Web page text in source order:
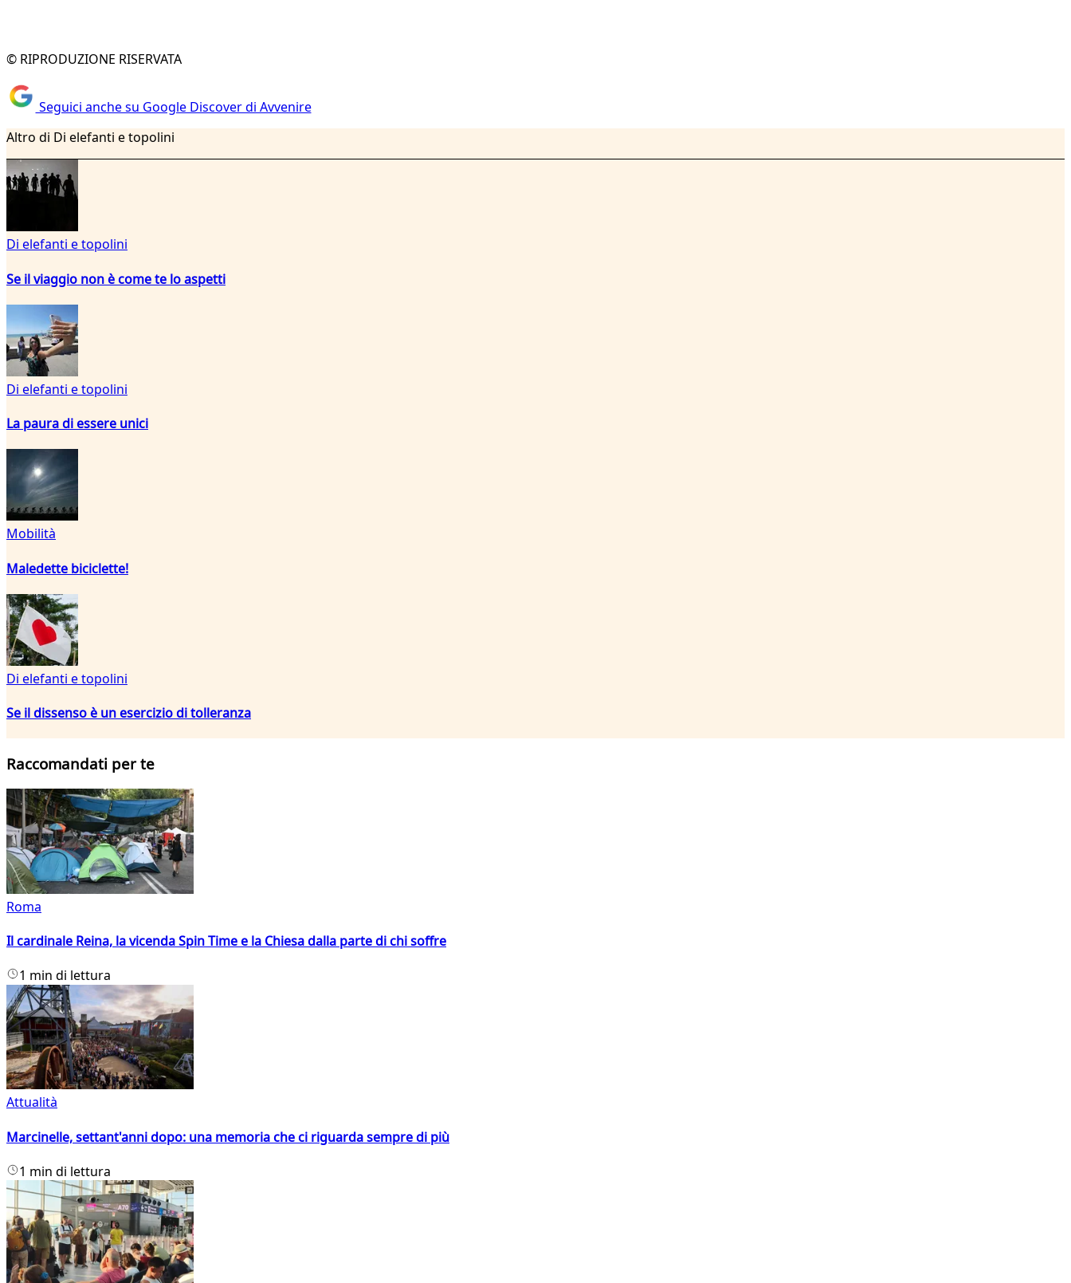
© RIPRODUZIONE RISERVATA
Seguici anche su Google Discover di Avvenire
Altro di Di elefanti e topolini
Di elefanti e topolini
Se il viaggio non è come te lo aspetti
Di elefanti e topolini
La paura di essere unici
Mobilità
Maledette biciclette!
Di elefanti e topolini
Se il dissenso è un esercizio di tolleranza
Raccomandati per te
Roma
Il cardinale Reina, la vicenda Spin Time e la Chiesa dalla parte di chi soffre
1 min di lettura
Attualità
Marcinelle, settant'anni dopo: una memoria che ci riguarda sempre di più
1 min di lettura